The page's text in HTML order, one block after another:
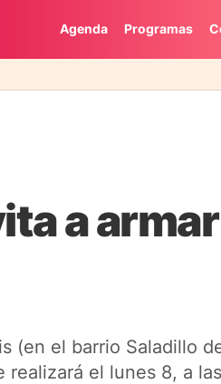
Agenda Programas
a
(en el barrio Saladillo
el lunes 8, a